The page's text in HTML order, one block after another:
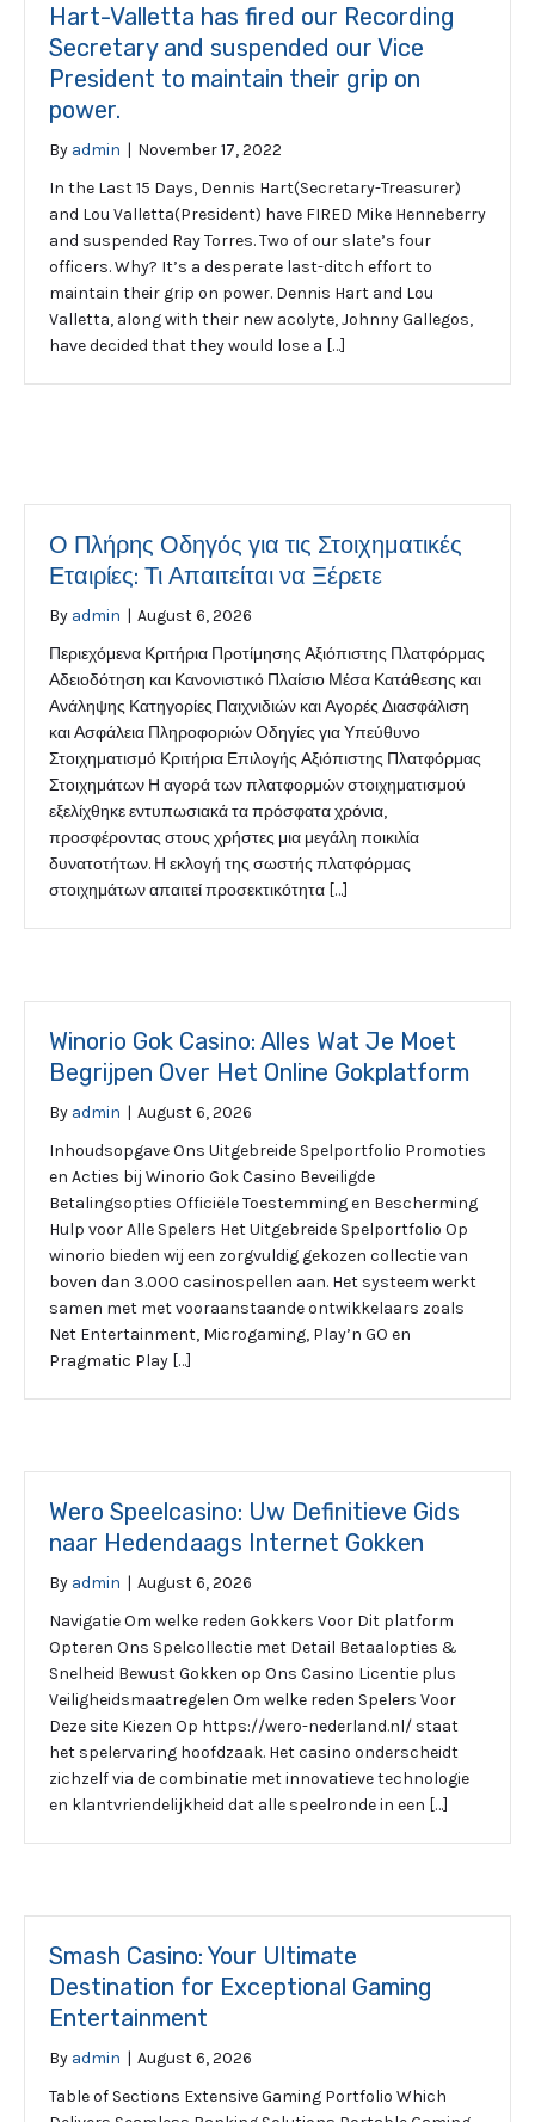
Hart-Valletta has fired our Recording
Secretary and suspended our Vice
President to maintain their grip on
power.
By admin | November 17, 2022
In the Last 15 Days, Dennis Hart(Secretary-Treasurer)
and Lou Valletta(President) have FIRED Mike Henneberry
and suspended Ray Torres. Two of our slate’s four
officers. Why? It’s a desperate last-ditch effort to
maintain their grip on power. Dennis Hart and Lou
Valletta, along with their new acolyte, Johnny Gallegos,
have decided that they would lose a […]
Ο Πλήρης Οδηγός για τις Στοιχηματικές
Εταιρίες: Τι Απαιτείται να Ξέρετε
By admin | August 6, 2026
Περιεχόμενα Κριτήρια Προτίμησης Αξιόπιστης Πλατφόρμας
Αδειοδότηση και Κανονιστικό Πλαίσιο Μέσα Κατάθεσης και
Ανάληψης Κατηγορίες Παιχνιδιών και Αγορές Διασφάλιση
και Ασφάλεια Πληροφοριών Οδηγίες για Υπεύθυνο
Στοιχηματισμό Κριτήρια Επιλογής Αξιόπιστης Πλατφόρμας
Στοιχημάτων Η αγορά των πλατφορμών στοιχηματισμού
εξελίχθηκε εντυπωσιακά τα πρόσφατα χρόνια,
προσφέροντας στους χρήστες μια μεγάλη ποικιλία
δυνατοτήτων. Η εκλογή της σωστής πλατφόρμας
στοιχημάτων απαιτεί προσεκτικότητα […]
Winorio Gok Casino: Alles Wat Je Moet
Begrijpen Over Het Online Gokplatform
By admin | August 6, 2026
Inhoudsopgave Ons Uitgebreide Spelportfolio Promoties
en Acties bij Winorio Gok Casino Beveiligde
Betalingsopties Officiële Toestemming en Bescherming
Hulp voor Alle Spelers Het Uitgebreide Spelportfolio Op
winorio bieden wij een zorgvuldig gekozen collectie van
boven dan 3.000 casinospellen aan. Het systeem werkt
samen met met vooraanstaande ontwikkelaars zoals
Net Entertainment, Microgaming, Play’n GO en
Pragmatic Play […]
Wero Speelcasino: Uw Definitieve Gids
naar Hedendaags Internet Gokken
By admin | August 6, 2026
Navigatie Om welke reden Gokkers Voor Dit platform
Opteren Ons Spelcollectie met Detail Betaalopties &
Snelheid Bewust Gokken op Ons Casino Licentie plus
Veiligheidsmaatregelen Om welke reden Spelers Voor
Deze site Kiezen Op https://wero-nederland.nl/ staat
het spelervaring hoofdzaak. Het casino onderscheidt
zichzelf via de combinatie met innovatieve technologie
en klantvriendelijkheid dat alle speelronde in een […]
Smash Casino: Your Ultimate
Destination for Exceptional Gaming
Entertainment
By admin | August 6, 2026
Table of Sections Extensive Gaming Portfolio Which